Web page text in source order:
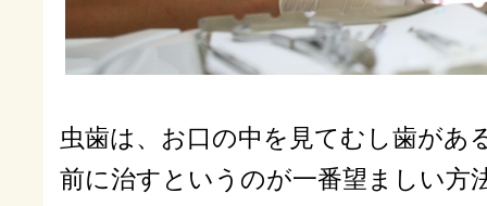
虫歯は、お口の中を見てむし歯があ
前に治すというのが一番望ましい方